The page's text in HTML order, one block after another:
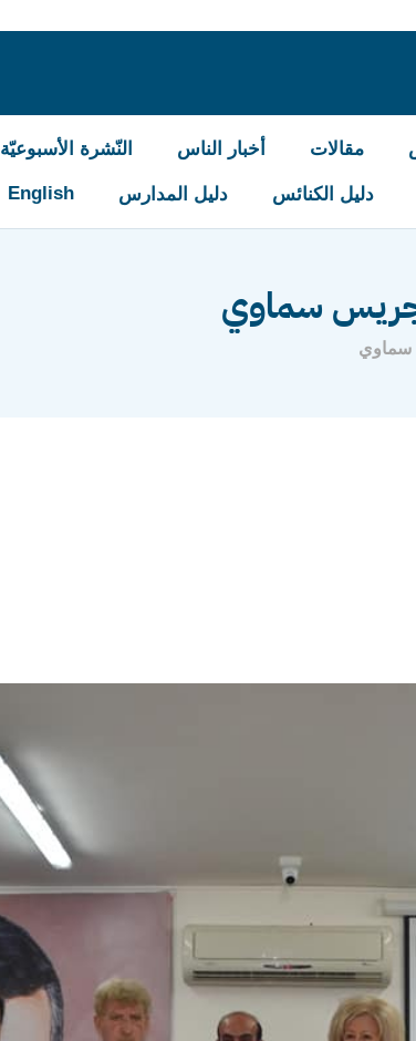
مقالات أخبار الناس النّشرة الأسبوعيّة
دليل الكنائس دليل المدارس English
جريس سماوي
سماوي